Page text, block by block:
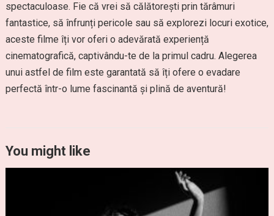
spectaculoase. Fie că vrei să călătorești prin tărâmuri
fantastice, să înfrunți pericole sau să explorezi locuri exotice,
aceste filme îți vor oferi o adevărată experiență
cinematografică, captivându-te de la primul cadru. Alegerea
unui astfel de film este garantată să îți ofere o evadare
perfectă într-o lume fascinantă și plină de aventură!
You might like